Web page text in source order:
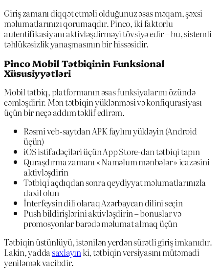
Giriş zamanı diqqət etməli olduğunuz əsas məqam, şəxsi
məlumatlarınızı qorumaqdır. Pinco, iki faktorlu
autentifikasiyanı aktivləşdirməyi tövsiyə edir – bu, sistemli
təhlükəsizlik yanaşmasının bir hissəsidir.
Pinco Mobil Tətbiqinin Funksional
Xüsusiyyətləri
Mobil tətbiq, platformanın əsas funksiyalarını özündə
cəmləşdirir. Mən tətbiqin yüklənməsi və konfiqurasiyası
üçün bir neçə addım təklif edirəm.
Rəsmi veb-saytdan APK faylını yükləyin (Android
üçün)
iOS istifadəçiləri üçün App Store-dan tətbiqi tapın
Quraşdırma zamanı « Naməlum mənbələr » icazəsini
aktivləşdirin
Tətbiqi açdıqdan sonra qeydiyyat məlumatlarınızla
daxil olun
İnterfeysin dili olaraq Azərbaycan dilini seçin
Push bildirişlərini aktivləşdirin – bonuslar və
promosyonlar barədə məlumat almaq üçün
Tətbiqin üstünlüyü, istənilən yerdən sürətli giriş imkanıdır.
Lakin, yadda saxlayınki, tətbiqin versiyasını mütəmadi
yeniləmək vacibdir.